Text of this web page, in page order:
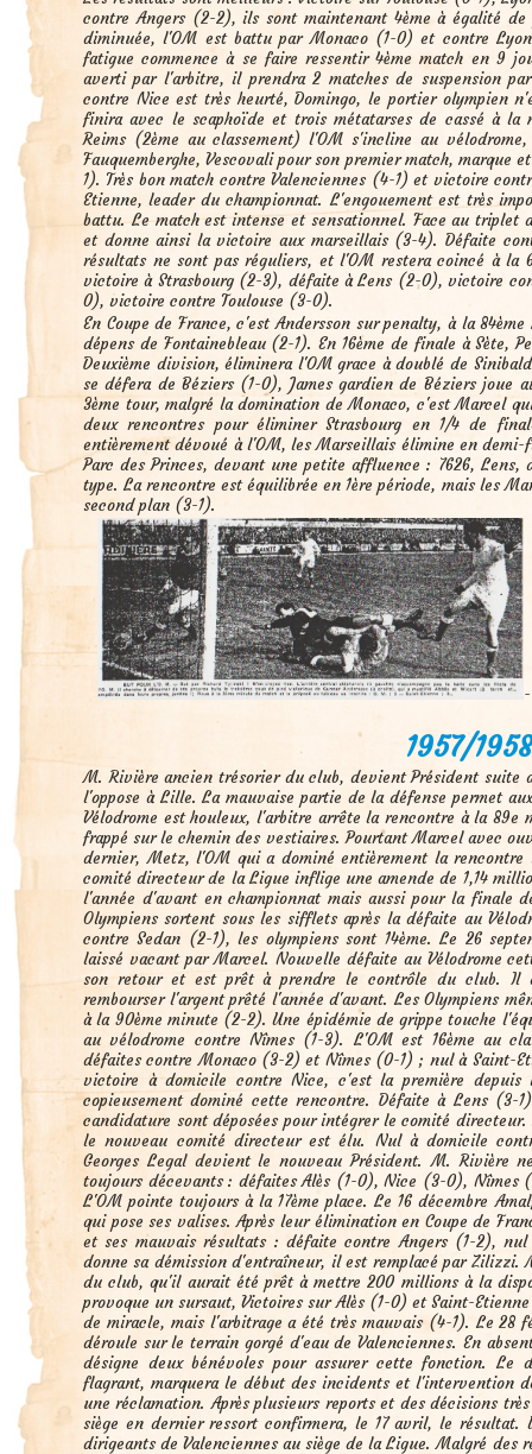
contre Angers (2-2), ils sont maintenant 4ème à égalité
diminuée, l'OM est battu par Monaco (1-0) et contre
fatigue commence à se faire ressentir 4ème match en 9
averti par l'arbitre, il prendra 2 matches de suspension
contre Nice est très heurté, Domingo, le portier olympien
finira avec le scaphoïde et trois métatarses de cassé à
Reims (2ème au classement) l'OM s'incline au
Fauquemberghe, Vescovali pour son premier match, marque
1). Très bon match contre Valenciennes (4-1) et victoire
Etienne, leader du championnat. L'engouement est très
battu. Le match est intense et sensationnel. Face au triplet
et donne ainsi la victoire aux marseillais (3-4). Défaite
résultats ne sont pas réguliers, et l'OM restera coincé à
victoire à Strasbourg (2-3), défaite à Lens (2-0), victoire
0), victoire contre Toulouse (3-0).
En Coupe de France, c'est Andersson sur penalty, à la
dépens de Fontainebleau (2-1). En 16ème de finale à Sète,
Deuxième division, éliminera l'OM grace à doublé de
se défera de Béziers (1-0), James gardien de Béziers joue
3ème tour, malgré la domination de Monaco, c'est Marcel
deux rencontres pour éliminer Strasbourg en 1/4 de
entièrement dévoué à l'OM, les Marseillais élimine en
Parc des Princes, devant une petite affluence : 7626, Lens,
type. La rencontre est équilibrée en 1ère période, mais les
second plan (3-1).
1957/1958
M. Rivière ancien trésorier du club, devient Président suite
l'oppose à Lille. La mauvaise partie de la défense permet
Vélodrome est houleux, l'arbitre arrête la rencontre à la
frappé sur le chemin des vestiaires. Pourtant Marcel avec
dernier, Metz, l'OM qui a dominé entièrement la rencontre
comité directeur de la Ligue inflige une amende de 1,14
l'année d'avant en championnat mais aussi pour la finale
Olympiens sortent sous les sifflets après la défaite au
contre Sedan (2-1), les olympiens sont 14ème. Le 26
laissé vacant par Marcel. Nouvelle défaite au Vélodrome
son retour et est prêt à prendre le contrôle du club. Il
rembourser l'argent prêté l'année d'avant. Les Olympiens
à la 90ème minute (2-2). Une épidémie de grippe touche
au vélodrome contre Nîmes (1-3). L'OM est 16ème au
défaites contre Monaco (3-2) et Nîmes (0-1) ; nul à Saint-
victoire à domicile contre Nice, c'est la première
copieusement dominé cette rencontre. Défaite à Lens (3-
candidature sont déposées pour intégrer le comité
le nouveau comité directeur est élu. Nul à domicile
Georges Legal devient le nouveau Président. M. Rivière
toujours décevants : défaites Alès (1-0), Nice (3-0),
L'OM pointe toujours à la 17ème place. Le 16 décembre
qui pose ses valises. Après leur élimination en Coupe de
et ses mauvais résultats : défaite contre Angers (1-2),
donne sa démission d'entraîneur, il est remplacé par
du club, qu'il aurait été prêt à mettre 200 millions à la
provoque un sursaut, Victoires sur Alès (1-0) et Saint-
de miracle, mais l'arbitrage a été très mauvais (4-1). Le 28
déroule sur le terrain gorgé d'eau de Valenciennes. En
désigne deux bénévoles pour assurer cette fonction. Le
flagrant, marquera le début des incidents et l'intervention
une réclamation. Après plusieurs reports et des décisions
siège en dernier ressort confirmera, le 17 avril, le résultat.
dirigeants de Valenciennes au siège de la Ligue. Malgré des